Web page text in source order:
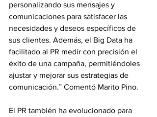
personalizando sus mensajes y
comunicaciones para satisfacer las
necesidades y deseos específicos de
sus clientes. Además, el Big Data ha
facilitado al PR medir con precisión el
éxito de una campaña, permitiéndoles
ajustar y mejorar sus estrategias de
comunicación.” Comentó Marito Pino.
El PR también ha evolucionado para